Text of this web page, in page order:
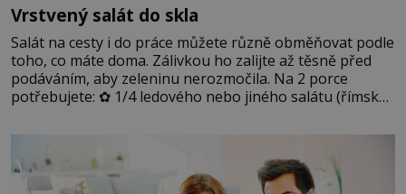
Vrstvený salát do skla
Salát na cesty i do práce můžete různě obměňovat podle
toho, co máte doma. Zálivkou ho zalijte až těsně před
podáváním, aby zeleninu nerozmočila. Na 2 porce
potřebujete: ✿ 1/4 ledového nebo jiného salátu (římský
okurky ✿ 2 rajčata Zálivka: ✿ 4 lžíce olivového oleje ✿ 1
lžíci citronové šťávy ✿ ½ stroužku